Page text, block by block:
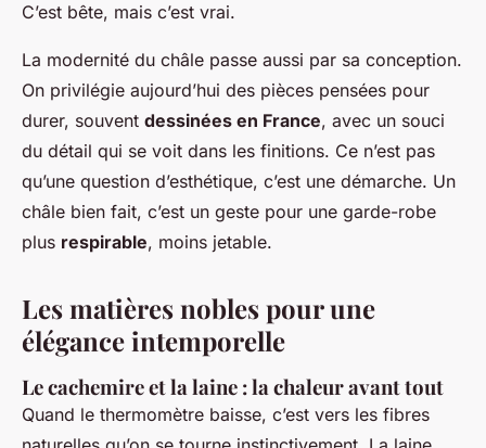
C’est bête, mais c’est vrai.
La modernité du châle passe aussi par sa conception.
On privilégie aujourd’hui des pièces pensées pour
durer, souvent dessinées en France, avec un souci
du détail qui se voit dans les finitions. Ce n’est pas
qu’une question d’esthétique, c’est une démarche. Un
châle bien fait, c’est un geste pour une garde-robe
plus respirable, moins jetable.
Les matières nobles pour une
élégance intemporelle
Le cachemire et la laine : la chaleur avant tout
Quand le thermomètre baisse, c’est vers les fibres